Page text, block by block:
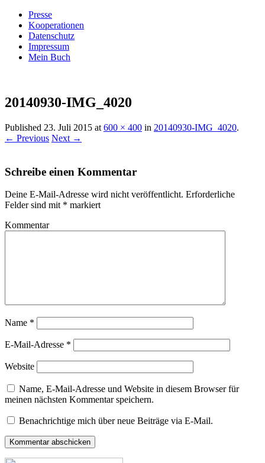
Presse
Kooperationen
Datenschutz
Impressum
Mein Buch
Villa König
20140930-IMG_4020
Published 23. Juli 2015 at 600 × 400 in 20140930-IMG_4020.
← Previous Next →
Schreibe einen Kommentar
Deine E-Mail-Adresse wird nicht veröffentlicht. Erforderliche
Felder sind mit * markiert
Kommentar
Name *
E-Mail-Adresse *
Website
Name, E-Mail-Adresse und Website in diesem Browser für
meinen nächsten Kommentar speichern.
Benachrichtige mich über neue Beiträge via E-Mail.